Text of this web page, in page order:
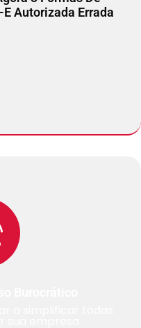
Autorizada Errada